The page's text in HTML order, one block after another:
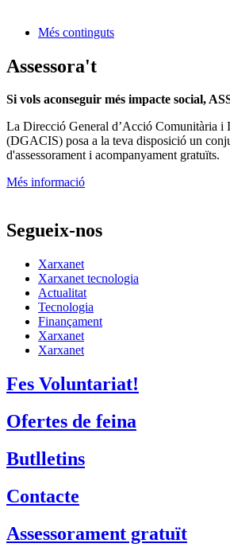
Més continguts
Assessora't
Si vols aconseguir més impacte social,
La Direcció General d’Acció Comunitària i
(DGACIS) posa a la teva disposició un
d'assessorament i acompanyament gratuïts.
Més informació
Segueix-nos
Xarxanet
Xarxanet tecnologia
Actualitat
Tecnologia
Finançament
Xarxanet
Xarxanet
Fes Voluntariat!
Ofertes de feina
Butlletins
Contacte
Assessorament gratuït